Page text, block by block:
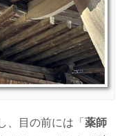
、目の前には「 薬師